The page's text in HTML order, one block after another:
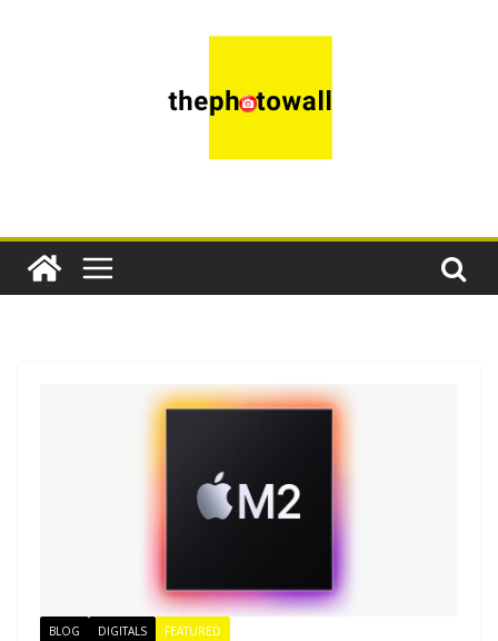
BLOG DIGITALS FEATURED